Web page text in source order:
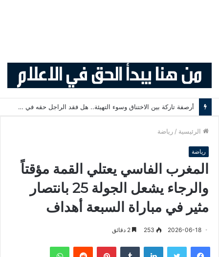
أرصفة تاركة بين الاختناق وسوء التهيئة.. هل فقد الراجل حقه في التنقل الآمن؟
الرئيسية / رياضة
رياضة
المغرب الفاسي يعتلي القمة مؤقتاً
والرجاء يشعل الجولة 25 بانتصار
مثير في مباراة السبعة أهداف
2026-06-18
253
فيسبوك لينكدإن بينتيريست